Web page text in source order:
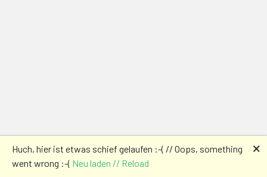
Huch, hier ist etwas schief gelaufen :-( // Oops, something
went wrong :-( Neu laden // Reload
🗙